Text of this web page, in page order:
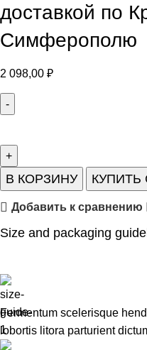
доставкой по
Симферополю
2 098,00 ₽
В КОРЗИНУ КУПИТЬ
Добавить к сравнению
Size and packaging
Fermentum scelerisque
lobortis litora parturient